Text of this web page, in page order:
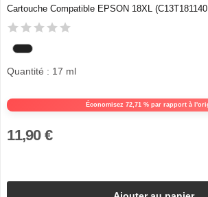
Cartouche Compatible EPSON 18XL
Économisez 72,71 % par rapport à
Quantité : 17 ml
11,90 €